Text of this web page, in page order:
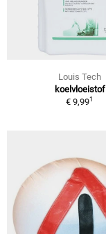
Louis Tech
koelvloeistof
€ 9,991